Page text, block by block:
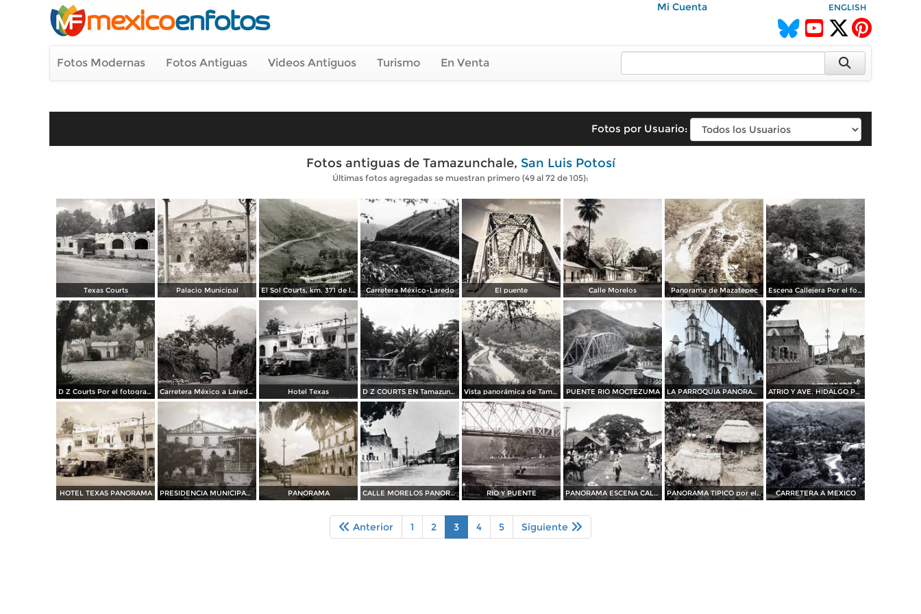
Mi Cuenta ENGLISH
Fotos Modernas Fotos Antiguas Videos Antiguos Turismo En Venta
Fotos por Usuario:
Fotos antiguas de Tamazunchale, San Luis Potosí
Últimas fotos agregadas se muestran primero (49 al 72 de 105):
Texas Courts Palacio Municipal El Sol Courts, km. 371 de la Carretera México-Laredo Carretera México-Laredo El puente Calle Morelos Panorama de Mazatepec Escena Callejera Por el fotografo Hugo Brehme
D Z Courts Por el fotografo Hugo Brehme Carretera México a Laredo, a su paso por Tamazunchale Hotel Texas D Z COURTS EN Tamazunchale por el fotografo Hugo Brehme Vista panorámica de Tamazunchale PUENTE RIO MOCTEZUMA LA PARROQUIA PANORAMA ATRIO Y AVE. HIDALGO PANORAMA
HOTEL TEXAS PANORAMA PRESIDENCIA MUNICIPAL PANORAMA PANORAMA CALLE MORELOS PANORAMA RIO Y PUENTE PANORAMA ESCENA CALLEJERA PANORAMA TIPICO por el fotografo HUGO BEREHME CARRETERA A MEXICO
Anterior 1 2 3 4 5 Siguiente